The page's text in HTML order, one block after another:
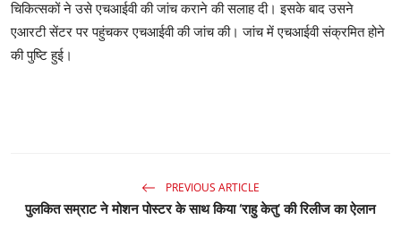
चिकित्सकों ने उसे एचआईवी की जांच कराने की सलाह दी। इसके बाद उसने
एआरटी सेंटर पर पहुंचकर एचआईवी की जांच की। जांच में एचआईवी संक्रमित होने
की पुष्टि हुई।
PREVIOUS ARTICLE
पुलकित सम्राट ने मोशन पोस्टर के साथ किया ‘राहु केतु’ की रिलीज का ऐलान